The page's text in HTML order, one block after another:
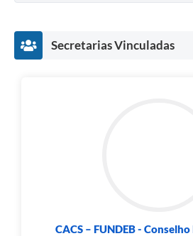
Secretarias Vinculadas
CACS – FUNDEB -